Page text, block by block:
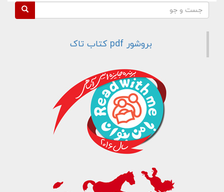
فرم جستجو
بروشور pdf کتاب تاک